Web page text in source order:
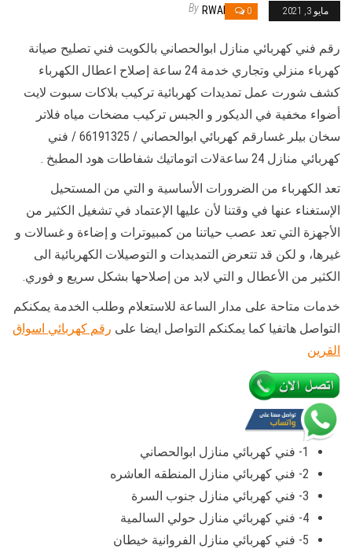
مايو 3, 2021 0
By RWAN
رقم فني كهربائي منازل ابوالحصاني بالكويت فني تصليح صيانة
كهرباء منزلي وتجاري خدمة 24 ساعة إصلاح اعطال الكهرباء
كشف شورت عمل تمديدات كهربائية تركيب بلاكات سبوت لايت
أضواء مخفية في الديكور و الجبس تركيب مضخات مياه فلاتر
سخان بيلر غسارقم كهربائي ابوالحصاني / 66191325 / فني
كهربائي منازل 24 ساعةلات اتوماتيك شفاطات هود المطبخ .
تعد الكهرباء من الضرورات الأساسية و التي من المستحيل
الإستغناء عنها في وقتنا لأن عليها الإعتماد في تشغيل الكثير من
الأجهزة التي تعد عصب حياتنا من كمبيوترات و إضاءة و غسالات و
غيرها، و لكن قد تتعرض التمديدات و التوصيلات الكهربائية الى
الكثير من الأعطال و التي لابد من إصلاحها بشكل سريع و فوري.
خدمات متاحة على مدار الساعة للاستعلام وطلب الخدمة يمكنكم
التواصل هاتفيا كما يمكنكم التواصل ايضا على رقم كهربائي اسواق
القرين
1- فني كهربائي منازل ابوالحصاني
2- فني كهربائي منازل المنطقه العاشره
3- فني كهربائي منازل جنوب السرة
4- فني كهربائي منازل حولي السالمية
5- فني كهربائي منازل الفروانية خيطان